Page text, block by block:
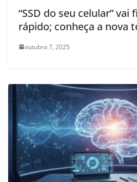
“SSD do seu celular” vai
rápido; conheça a nova
outubro 7, 2025